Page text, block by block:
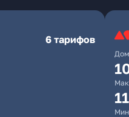
6 тарифов